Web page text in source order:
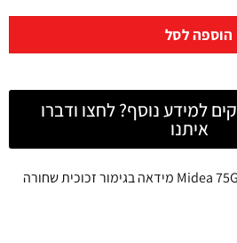
הוספה לסל
למידע נוסף? לחצו ודברו
איתנו
כיריים גז 5 להבות דגם Midea 75GH503 מידאה בגימור זכוכית שחורה